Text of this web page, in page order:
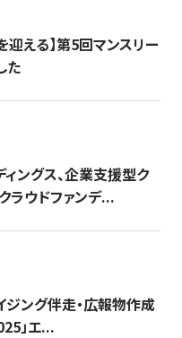
える】​​第5回マンスリー
た
ングス、企業支援型ク
ラウドファンデ...
ング伴走・広報物作成
」エ...